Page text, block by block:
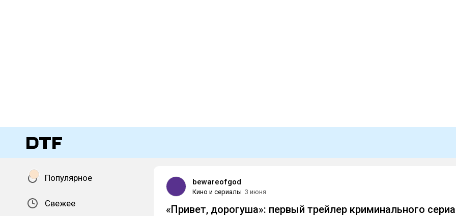
Популярное
Свежее
bewareofgod
Кино и сериалы 3 июня
«Привет, дорогуша»: первый трейлер криминального